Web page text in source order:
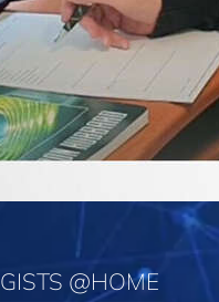
@HOME